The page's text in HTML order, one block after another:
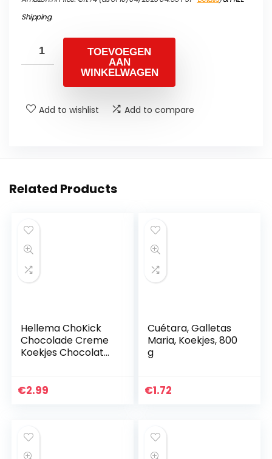
Shipping.
TOEVOEGEN
AAN
WINKELWAGEN
Add to wishlist Add to compare
Related Products
Hellema ChoKick
Chocolade Creme
Koekjes Chocolate
room met
€2.99
Cuétara, Galletas
Maria, Koekjes, 800
g
€1.72